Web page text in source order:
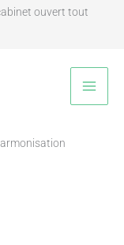
ouvert tout